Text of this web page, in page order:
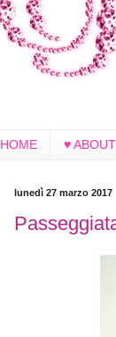
HOME ♥
lunedì 27 marzo 2017